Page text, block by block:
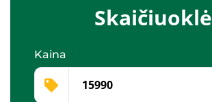
Skaičiuoklė
Kaina